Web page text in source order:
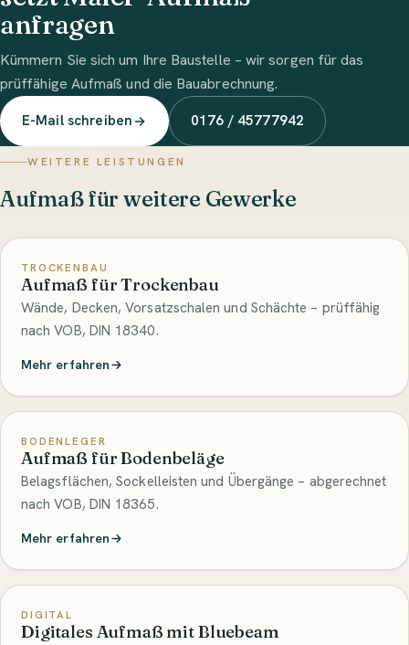
anfragen
Kümmern Sie sich um Ihre Baustelle – wir sorgen für das
prüffähige Aufmaß und die Bauabrechnung.
E-Mail schreiben 0176 / 45777942
WEITERE LEISTUNGEN
Aufmaß für weitere Gewerke
TROCKENBAU
Aufmaß für Trockenbau
Wände, Decken, Vorsatzschalen und Schächte – prüffähig
nach VOB, DIN 18340.
Mehr erfahren
BODENLEGER
Aufmaß für Bodenbeläge
Belagsflächen, Sockelleisten und Übergänge – abgerechnet
nach VOB, DIN 18365.
Mehr erfahren
DIGITAL
Digitales Aufmaß mit Bluebeam